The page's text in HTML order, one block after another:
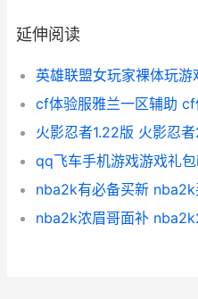
延伸阅读
cf体验服雅兰一区辅助
火影忍者1.22版 火影忍
qq飞车手机游戏游戏礼
nba2k有必备买新 nba2k
nba2k浓眉哥面补